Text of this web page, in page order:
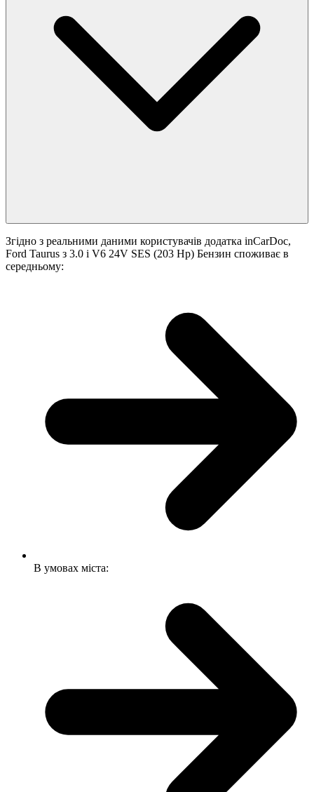
Згідно з реальними даними користувачів додатка inCarDoc,
Ford Taurus з 3.0 i V6 24V SES (203 Hp) Бензин споживає в
середньому:
В умовах міста: